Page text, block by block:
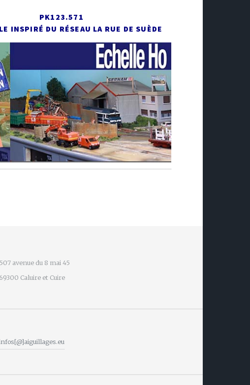
PK123.571
INSPIRÉ DU RÉSEAU LA RUE DE SUÈDE
507 avenue du 8 mai 45
69300 Caluire et Cuire